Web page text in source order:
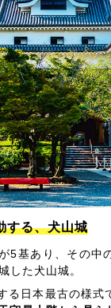
する、犬山城
5基あり、その中
した犬山城。
る日本最古の様式